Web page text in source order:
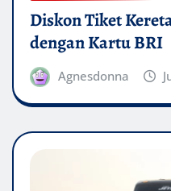
Diskon Tiket
dengan Kartu BRI
Agnesdonna